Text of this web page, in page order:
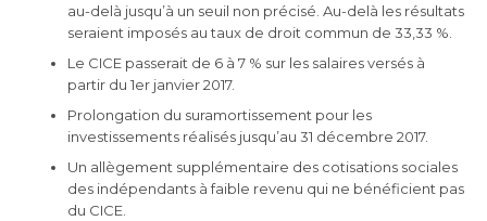
au-delà jusqu’à un seuil non précisé. Au-delà les résultats
seraient imposés au taux de droit commun de 33,33 %.
Le CICE passerait de 6 à 7 % sur les salaires versés à
partir du 1er janvier 2017.
Prolongation du suramortissement pour les
investissements réalisés jusqu’au 31 décembre 2017.
Un allègement supplémentaire des cotisations sociales
des indépendants à faible revenu qui ne bénéficient pas
du CICE.